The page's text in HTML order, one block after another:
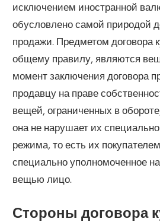
исключением иностранной
обусловлено самой природой
продажи. Предметом договора
общему правилу, являются
момент заключения договора
продавцу на праве
вещей, ограниченных в
она не нарушает их
режима, то есть их
специально уполномоченное
вещью лицо.
Стороны договора